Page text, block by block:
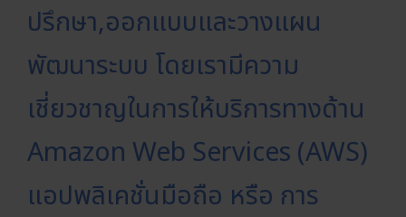
ปรึกษา,ออกแบบและวางแผน
พัฒนาระบบ โดยเรามีความ
เชี่ยวชาญในการให้บริการทางด้าน
Amazon Web Services (AWS)
แอปพลิเคชั่นมือถือ หรือ การ